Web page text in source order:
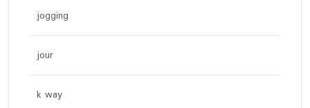
jogging
jour
k way